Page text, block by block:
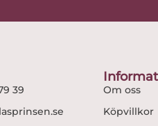
39
Om oss
Köpvillkor